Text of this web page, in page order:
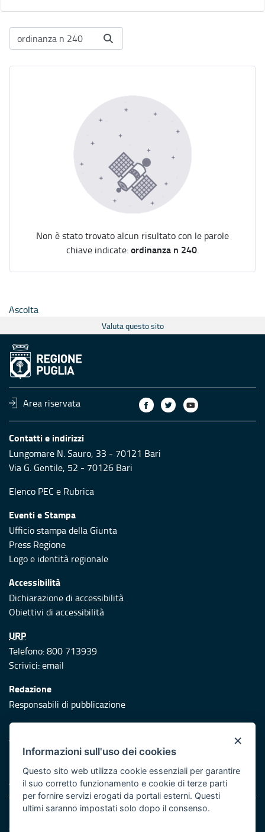
Non è stato trovato alcun risultato con le parole
chiave indicate:ordinanza n 240.
Ascolta
Valuta questo sito
Area riservata
Contatti e indirizzi
Lungomare N. Sauro, 33 - 70121 Bari
Via G. Gentile, 52 - 70126 Bari
Elenco PEC e Rubrica
Eventi e Stampa
Ufficio stampa della Giunta
Press Regione
Logo e identità regionale
Accessibilità
Dichiarazione di accessibilità
Obiettivi di accessibilità
URP
Telefono: 800 713939
Scrivici:email
Redazione
Responsabili di pubblicazione
Protezione civile
Vai al sito di Protezione Civile Puglia
Iniziativa finanziata con risorse del POR Puglia 2014/2020 -
Asse XI
Note legali
Cookie e privacy
×
Informazioni sull'uso dei cookies
Questo sito web utilizza cookie essenziali per garantire
il suo corretto funzionamento e cookie di terze parti
per fornire servizi erogati da portali esterni. Questi
ultimi saranno impostati solo dopo il consenso.